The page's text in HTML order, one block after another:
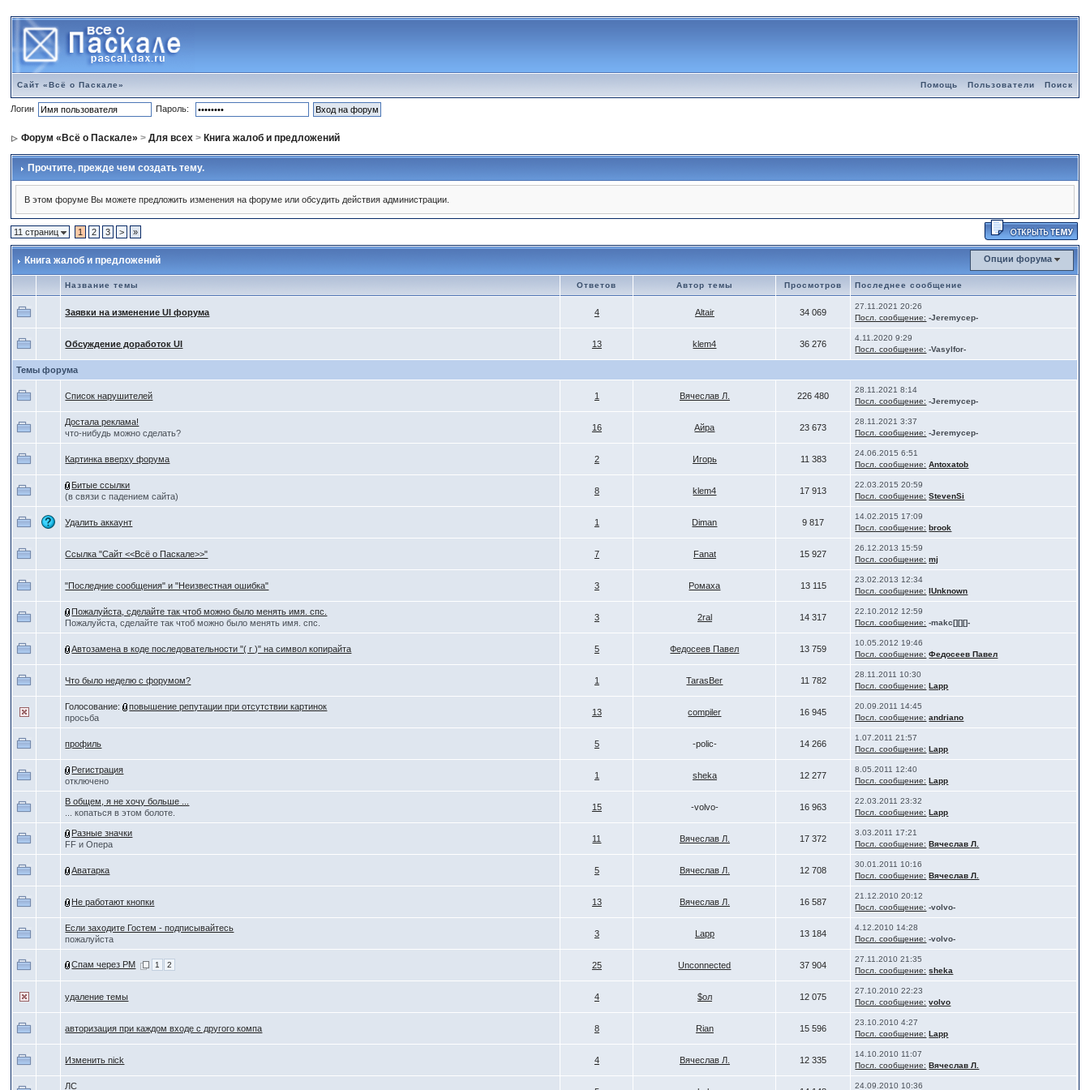
Сайт «Всё о Паскале» Помощь Пользователи Поиск
Логин Пароль:
Форум «Всё о Паскале» >Для всех > Книга жалоб и предложений
Прочтите, прежде чем создать тему.
В этом форуме Вы можете предложить изменения на форуме или обсудить действия администрации.
11 страниц 1 2 3 > »
Книга жалоб и предложений Опции форума
Название темы Ответов Автор темы Просмотров Последнее сообщение
Заявки на изменение UI форума 4 Altair 34 069
27.11.2021 20:26
Посл. сообщение: -Jeremycep-
Обсуждение доработок UI 13 klem4 36 276
4.11.2020 9:29
Посл. сообщение: -Vasylfor-
Темы форума
Список нарушителей 1 Вячеслав Л. 226 480
28.11.2021 8:14
Посл. сообщение: -Jeremycep-
Достала реклама!
что-нибудь можно сделать?
16 Айра 23 673
28.11.2021 3:37
Посл. сообщение: -Jeremycep-
Картинка вверху форума 2 Игорь 11 383
24.06.2015 6:51
Посл. сообщение: Antoxatob
Битые ссылки
(в связи с падением сайта)
8 klem4 17 913
22.03.2015 20:59
Посл. сообщение: StevenSi
Удалить аккаунт 1 Diman 9 817
14.02.2015 17:09
Посл. сообщение: brook
Ссылка "Сайт <<Всё о Паскале>>" 7 Fanat 15 927
26.12.2013 15:59
Посл. сообщение: mj
"Последние сообщения" и "Неизвестная ошибка" 3 Ромаха 13 115
23.02.2013 12:34
Посл. сообщение: IUnknown
Пожалуйста, сделайте так чтоб можно было менять имя. спс.
Пожалуйста, сделайте так чтоб можно было менять имя. спс.
3 2ral 14 317
22.10.2012 12:59
Посл. сообщение: -makc[][][]-
Автозамена в коде последовательности "( r )" на символ копирайта 5 Федосеев Павел 13 759
10.05.2012 19:46
Посл. сообщение: Федосеев Павел
Что было неделю с форумом? 1 TarasBer 11 782
28.11.2011 10:30
Посл. сообщение: Lapp
Голосование:
повышение репутации при отсутствии картинок
просьба
13 compiler 16 945
20.09.2011 14:45
Посл. сообщение: andriano
профиль 5 -polic- 14 266
1.07.2011 21:57
Посл. сообщение: Lapp
Регистрация
отключено
1 sheka 12 277
8.05.2011 12:40
Посл. сообщение: Lapp
В общем, я не хочу больше ...
... копаться в этом болоте.
15 -volvo- 16 963
22.03.2011 23:32
Посл. сообщение: Lapp
Разные значки
FF и Опера
11 Вячеслав Л. 17 372
3.03.2011 17:21
Посл. сообщение: Вячеслав Л.
Аватарка 5 Вячеслав Л. 12 708
30.01.2011 10:16
Посл. сообщение: Вячеслав Л.
Не работают кнопки 13 Вячеслав Л. 16 587
21.12.2010 20:12
Посл. сообщение: -volvo-
Если заходите Гостем - подписывайтесь
пожалуйста
3 Lapp 13 184
4.12.2010 14:28
Посл. сообщение: -volvo-
Спам через PM 1 2 25 Unconnected 37 904
27.11.2010 21:35
Посл. сообщение: sheka
удаление темы 4 $ол 12 075
27.10.2010 22:23
Посл. сообщение: volvo
авторизация при каждом входе с другого компа 8 Rian 15 596
23.10.2010 4:27
Посл. сообщение: Lapp
Изменить nick 4 Вячеслав Л. 12 335
14.10.2010 11:07
Посл. сообщение: Вячеслав Л.
ЛС 24.09.2010 10:36